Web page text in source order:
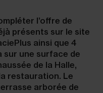
l’offre de
présents sur le site
ainsi que 4
sur une surface de
de la Halle,
restauration. Le
arborée de